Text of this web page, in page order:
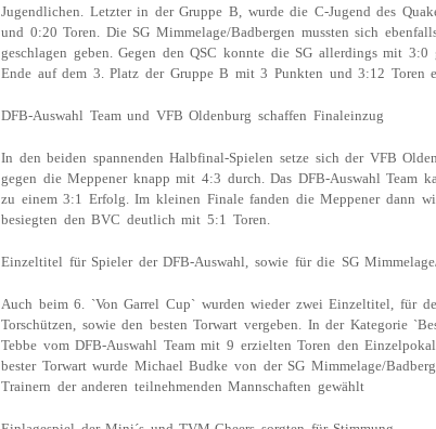
Jugendlichen. Letzter in der Gruppe B, wurde die C-Jugend des
und 0:20 Toren. Die SG Mimmelage/Badbergen mussten sich
geschlagen geben. Gegen den QSC konnte die SG allerdings mit 3:0
Ende auf dem 3. Platz der Gruppe B mit 3 Punkten und 3:12 Toren
DFB-Auswahl Team und VFB Oldenburg schaffen Finaleinzug
In den beiden spannenden Halbfinal-Spielen setze sich der VFB
gegen die Meppener knapp mit 4:3 durch. Das DFB-Auswahl Team
zu einem 3:1 Erfolg. Im kleinen Finale fanden die Meppener dann
besiegten den BVC deutlich mit 5:1 Toren.
Einzeltitel für Spieler der DFB-Auswahl, sowie für die SG
Auch beim 6. `Von Garrel Cup` wurden wieder zwei Einzeltitel, für
Torschützen, sowie den besten Torwart vergeben. In der Kategorie
Tebbe vom DFB-Auswahl Team mit 9 erzielten Toren den
bester Torwart wurde Michael Budke von der SG Mimmelage/
Trainern der anderen teilnehmenden Mannschaften gewählt